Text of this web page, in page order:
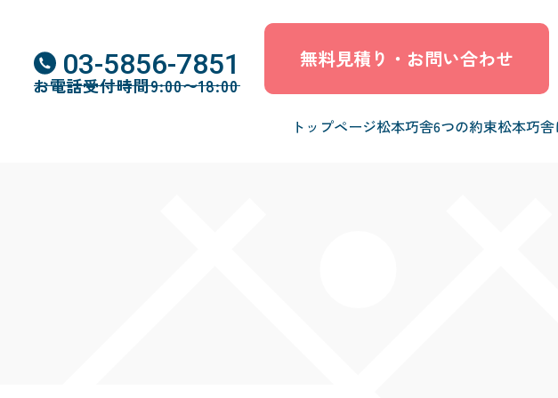
無料見積り・お問い合わせ
トップページ松本巧舎6つの約束松本巧
03-5856-7851
お電話受付時間9:00〜18:00